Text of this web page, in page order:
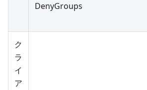
DenyGroups
ク
ラ
イ
ア